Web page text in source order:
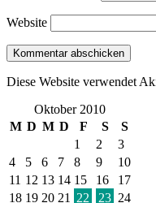
Website
Diese Website verwendet
Oktober 2010
M D M D F S
S
1
2
3
4
5 6 7 8 9
10
11 12 13 14 15 16
17
18 19 20 21 22 23 24